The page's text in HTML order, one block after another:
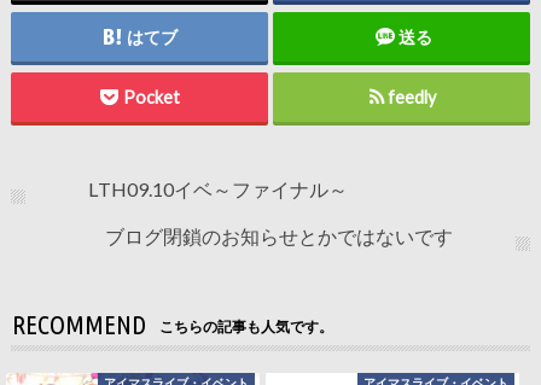
はてブ 送る
Pocket feedly
LTH09.10イベ～ファイナル～
ブログ閉鎖のお知らせとかではないです
RECOMMEND こちらの記事も人気です。